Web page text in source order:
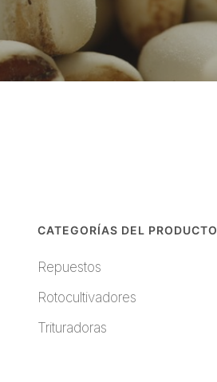
CATEGORÍAS DEL PRODUCTO
Repuestos
Rotocultivadores
Trituradoras